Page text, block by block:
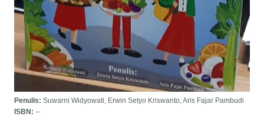
Penulis:Suwarni Widyowati, Erwin Setyo Kriswanto, Aris Fajar Pambudi
ISBN:--